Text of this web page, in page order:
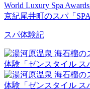
World Luxury Spa
京紀尾井町のスパ「
スパ体験記